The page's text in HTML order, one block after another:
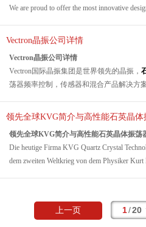
We are proud to offer the most innovative
trend-setting solutions.
Leading electronic manufacturers worldwide
short response time, flexibility, short delivery
support based on long term experience. We
provide our customers with a full range of
products.
maintain and continuously improve our quality
QuartzCom晶振
是因为其短响应时
基于长期经验的深厚技术支持。我们认为
Vectron晶振公司详情
Vectron晶振公司详情
Vectron国际晶振集团是世界领先的晶振，
荡器频率控制，传感器和混合产品解决方
表面声波。
产品包括压电石英晶体元器件
器；晶体滤波器和用于电信，数据通信、
事、航空和仪表系统的组件.
VectronVectron国际晶振集团是一家产品制
其独特的技术领先.Vectron晶振核心竞争力
做到极具灵活性
专注于服务 ,迅速作出反应,
发展业务.
领先全球KVG简介与高性能石英晶体
领先全球KVG简介与高性能石英晶体振荡
Die heutige Firma KVG Quartz Crystal
dem zweiten Weltkrieg von dem Physiker
Schwingquarze aus Naturquarz her, sp?ter
synthetisches Quarzmaterial umgestellt. Im
上一页 1/20